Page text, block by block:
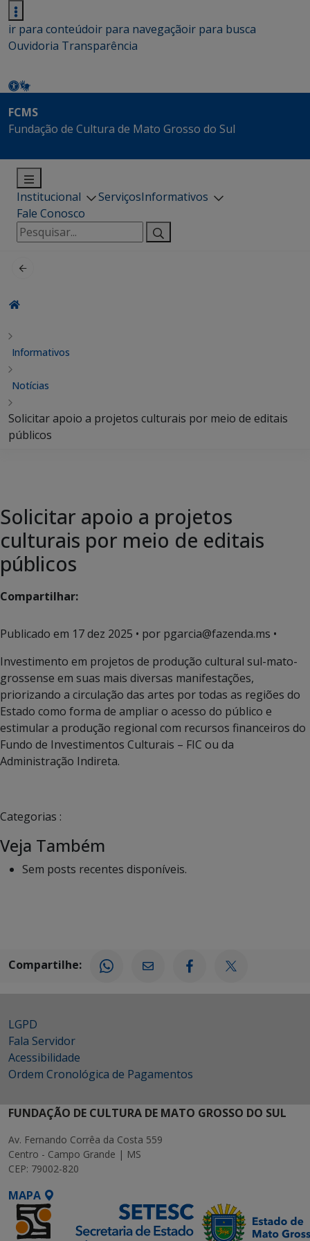
ir para conteúdoir para navegaçãoir para busca
Ouvidoria Transparência
FCMS
Fundação de Cultura de Mato Grosso do Sul
Institucional ServiçosInformativos
Fale Conosco
Pesquisar
por:
Informativos
Notícias
Solicitar apoio a projetos culturais por meio de editais
públicos
Solicitar apoio a projetos
culturais por meio de editais
públicos
Compartilhar:
Publicado em 17 dez 2025 • por pgarcia@fazenda.ms •
Investimento em projetos de produção cultural sul-mato-
grossense em suas mais diversas manifestações,
priorizando a circulação das artes por todas as regiões do
Estado como forma de ampliar o acesso do público e
estimular a produção regional com recursos financeiros do
Fundo de Investimentos Culturais – FIC ou da
Administração Indireta.
Categorias :
Veja Também
Sem posts recentes disponíveis.
Compartilhe:
LGPD
Fala Servidor
Acessibilidade
Ordem Cronológica de Pagamentos
FUNDAÇÃO DE CULTURA DE MATO GROSSO DO SUL
Av. Fernando Corrêa da Costa 559
Centro - Campo Grande | MS
CEP: 79002-820
MAPA